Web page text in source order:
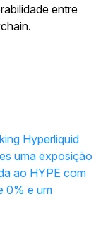
entre
Hyperliquid
uma exposição
ao HYPE com
0% e um